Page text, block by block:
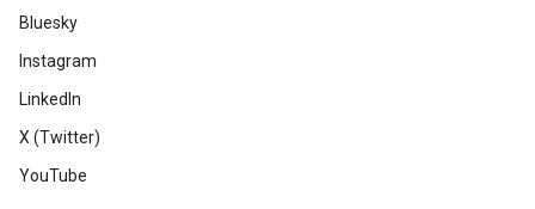
Bluesky
Instagram
LinkedIn
X (Twitter)
YouTube